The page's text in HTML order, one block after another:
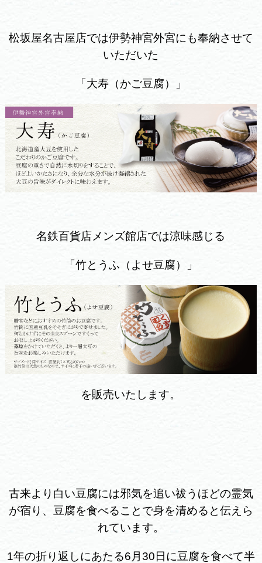
松坂屋名古屋店では伊勢神宮外宮にも奉納させて
いただいた
「大寿（かご豆腐）」
名鉄百貨店メンズ館店では涼味感じる
「竹とうふ（よせ豆腐）」
を販売いたします。
古来より白い豆腐には邪気を追い祓うほどの霊気
が宿り、 豆腐を食べることで身を清めると伝えら
れています。
1年の折り返しにあたる6月30日に豆腐を食べて半